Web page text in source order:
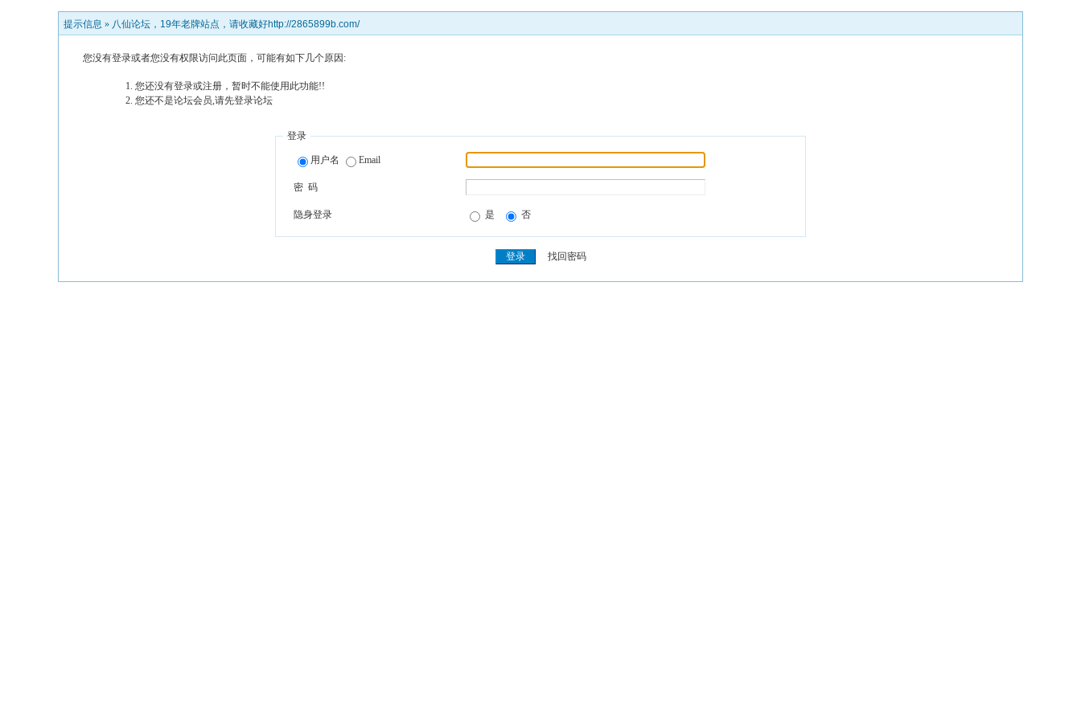
提示信息 » 八仙论坛，19年老牌站点，请收藏好http://2865899b.com/
您没有登录或者您没有权限访问此页面，可能有如下几个原因:
您还没有登录或注册，暂时不能使用此功能!!
您还不是论坛会员,请先登录论坛
登录
用户名 Email
密 码
隐身登录 是 否
找回密码